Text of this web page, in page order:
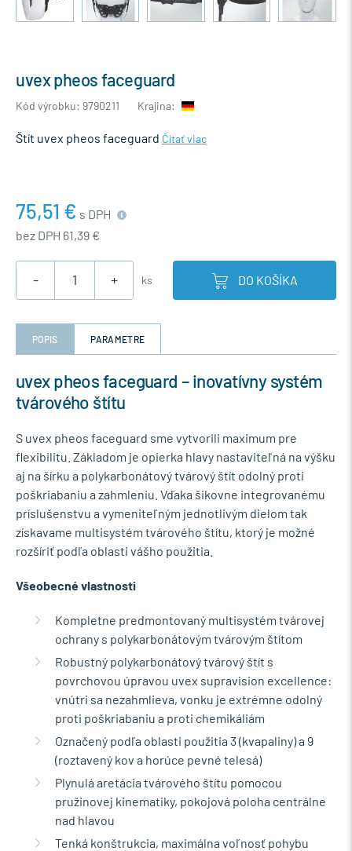
uvex pheos faceguard
Kód výrobku: 9790211 Krajina:
Štít uvex pheos faceguard Čítať viac
75,51 € s DPH
bez DPH 61,39 €
- + ks DO KOŠÍKA
POPIS PARAMETRE
uvex pheos faceguard – inovatívny systém
tvárového štítu
S uvex pheos faceguard sme vytvorili maximum pre
flexibilitu. Základom je opierka hlavy nastaviteľná na výšku
aj na šírku a polykarbonátový tvárový štít odolný proti
poškriabaniu a zahmleniu. Vďaka šikovne integrovanému
príslušenstvu a vymeniteľným jednotlivým dielom tak
získavame multisystém tvárového štítu, ktorý je možné
rozšíriť podľa oblasti vášho použitia.
Všeobecné vlastnosti
Kompletne predmontovaný multisystém tvárovej
ochrany s polykarbonátovým tvárovým štítom
Robustný polykarbonátový tvárový štít s
povrchovou úpravou uvex supravision excellence:
vnútri sa nezahmlieva, vonku je extrémne odolný
proti poškriabaniu a proti chemikáliám
Označený podľa oblasti použitia 3 (kvapaliny) a 9
(roztavený kov a horúce pevné telesá)
Plynulá aretácia tvárového štítu pomocou
pružinovej kinematiky, pokojová poloha centrálne
nad hlavou
Tenká konštrukcia, maximálna voľnosť pohybu